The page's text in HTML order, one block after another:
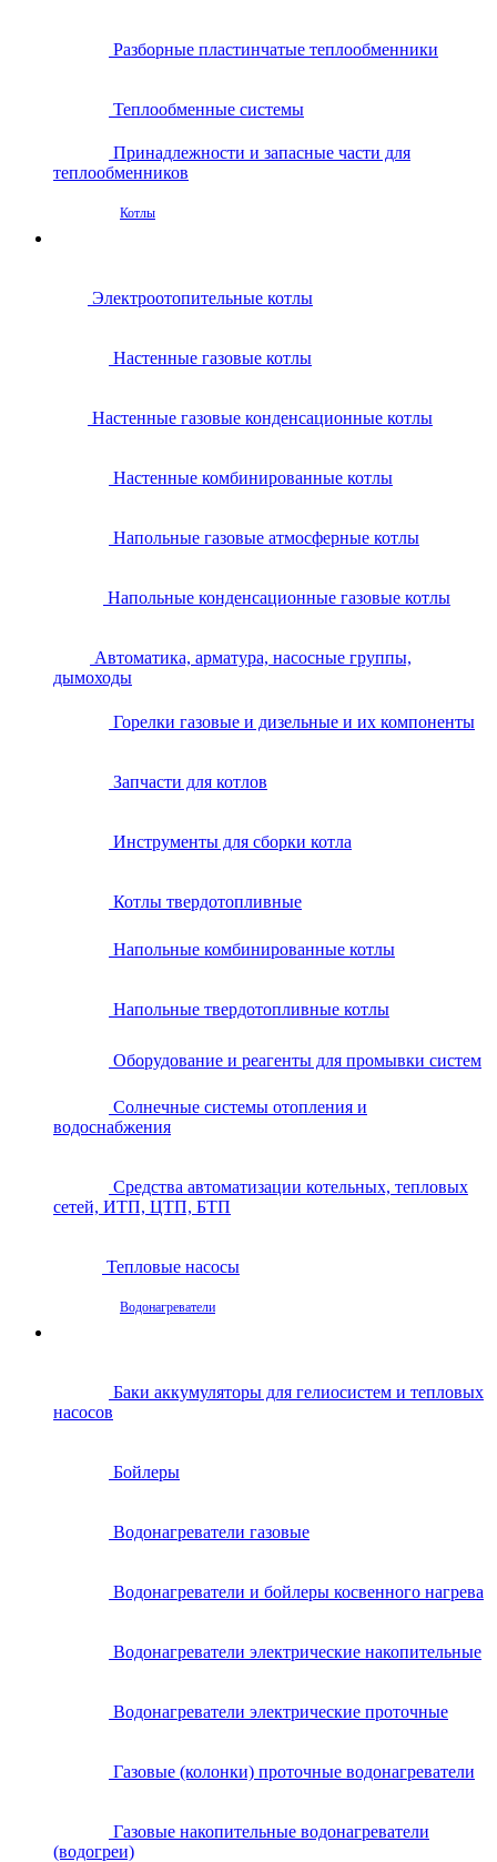
Разборные пластинчатые теплообменники
Теплообменные системы
Принадлежности и запасные части для
теплообменников
Котлы
Электроотопительные котлы
Настенные газовые котлы
Настенные газовые конденсационные котлы
Настенные комбинированные котлы
Напольные газовые атмосферные котлы
Напольные конденсационные газовые котлы
Автоматика, арматура, насосные группы,
дымоходы
Горелки газовые и дизельные и их компоненты
Запчасти для котлов
Инструменты для сборки котла
Котлы твердотопливные
Напольные комбинированные котлы
Напольные твердотопливные котлы
Оборудование и реагенты для промывки систем
Солнечные системы отопления и
водоснабжения
Средства автоматизации котельных, тепловых
сетей, ИТП, ЦТП, БТП
Тепловые насосы
Водонагреватели
Баки аккумуляторы для гелиосистем и тепловых
насосов
Бойлеры
Водонагреватели газовые
Водонагреватели и бойлеры косвенного нагрева
Водонагреватели электрические накопительные
Водонагреватели электрические проточные
Газовые (колонки) проточные водонагреватели
Газовые накопительные водонагреватели
(водогреи)